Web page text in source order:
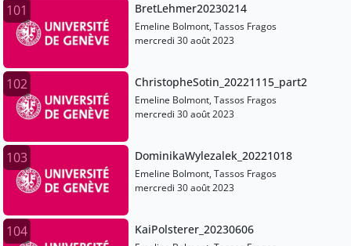
101 BretLehmer20230214
Emeline Bolmont, Tassos Fragos
mercredi 30 août 2023
102 ChristopheSotin_20221115_part2
Emeline Bolmont, Tassos Fragos
mercredi 30 août 2023
103 DominikaWylezalek_20221018
Emeline Bolmont, Tassos Fragos
mercredi 30 août 2023
104 KaiPolsterer_20230606